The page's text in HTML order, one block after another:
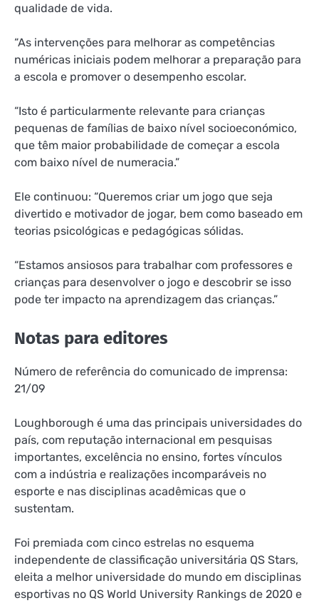
qualidade de vida.
“As intervenções para melhorar as competências
numéricas iniciais podem melhorar a preparação para
a escola e promover o desempenho escolar.
“Isto é particularmente relevante para crianças
pequenas de famílias de baixo nível socioeconómico,
que têm maior probabilidade de começar a escola
com baixo nível de numeracia.”
Ele continuou: “Queremos criar um jogo que seja
divertido e motivador de jogar, bem como baseado em
teorias psicológicas e pedagógicas sólidas.
“Estamos ansiosos para trabalhar com professores e
crianças para desenvolver o jogo e descobrir se isso
pode ter impacto na aprendizagem das crianças.”
Notas para editores
Número de referência do comunicado de imprensa:
21/09
Loughborough é uma das principais universidades do
país, com reputação internacional em pesquisas
importantes, excelência no ensino, fortes vínculos
com a indústria e realizações incomparáveis ​​no
esporte e nas disciplinas acadêmicas que o
sustentam.
Foi premiada com cinco estrelas no esquema
independente de classificação universitária QS Stars,
eleita a melhor universidade do mundo em disciplinas
esportivas no QS World University Rankings de 2020 e